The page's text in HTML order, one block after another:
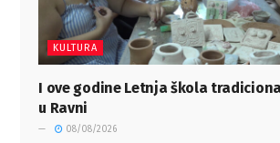
KULTURA
I ove godine Letnja škola
u Ravni
08/08/2026